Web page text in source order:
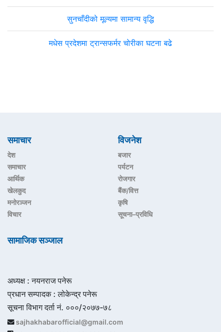
सुनचाँदीको मूल्यमा सामान्य वृद्धि
मधेस प्रदेशमा ट्रान्सफर्मर चोरीका घटना बढे
समाचार
देश
समाचार
आर्थिक
खेलकुद
मनोरञ्जन
विचार
विजनेश
बजार
पर्यटन
रोजगार
बैंक/वित्त
कृषि
सूचना–प्रविधि
सामाजिक सञ्जाल
अध्यक्ष : नयनराज पनेरू
प्रधान सम्पादक : लोकेन्द्र पनेरू
सूचना विभाग दर्ता नं. ०००/२०७७-७८
sajhakhabarofficial@gmail.com